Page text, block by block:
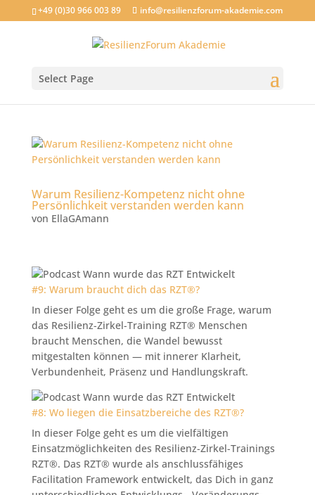
+49 (0)30 966 003 89 info@resilienzforum-akademie.com
Select Page
Warum Resilienz-Kompetenz nicht ohne
Persönlichkeit verstanden werden kann
von EllaGAmann
#9: Warum braucht dich das RZT®?
In dieser Folge geht es um die große Frage, warum
das Resilienz-Zirkel-Training RZT® Menschen
braucht Menschen, die Wandel bewusst
mitgestalten können — mit innerer Klarheit,
Verbundenheit, Präsenz und Handlungskraft.
#8: Wo liegen die Einsatzbereiche des RZT®?
In dieser Folge geht es um die vielfältigen
Einsatzmöglichkeiten des Resilienz-Zirkel-Trainings
RZT®. Das RZT® wurde als anschlussfähiges
Facilitation Framework entwickelt, das Dich in ganz